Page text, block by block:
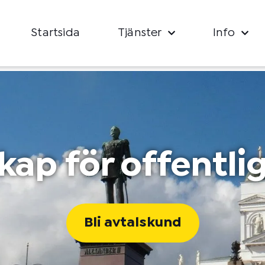
Startsida Tjänster Info
för
Bli avtalskund